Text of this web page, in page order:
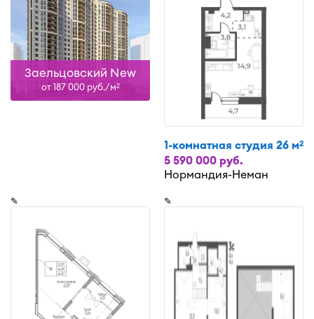
Заельцовский New
от 187 000 руб./м2
1-комнатная студия 26 м2
5 590 000 руб.
Нормандия-Неман
✎ ✎